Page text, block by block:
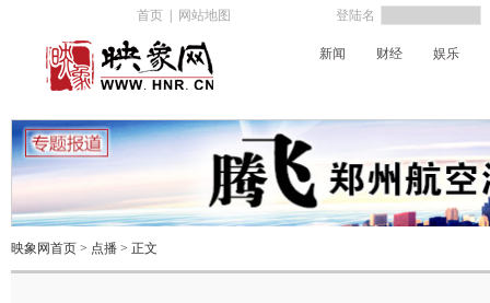
首页 网站地图 登陆名
新闻 财经 娱乐
映象网首页 > 点播 > 正文